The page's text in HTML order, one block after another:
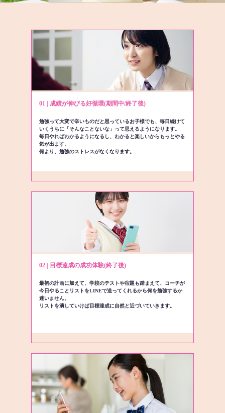
01 | 成績が伸びる好循環(期間中/終了後)
勉強って大変で辛いものだと思っているお子様でも、毎日続けて
いくうちに「そんなことないな」って思えるようになります。
毎日やればわかるようになるし、わかると楽しいからもっとやる
気が出ます。
何より、勉強のストレスがなくなります。
02 | 目標達成の成功体験(終了後)
最初の計画に加えて、学校のテストや宿題も踏まえて、コーチが
今日やることリストをLINEで送ってくれるから何を勉強するか
迷いません。
リストを潰していけば目標達成に自然と近づいていきます。